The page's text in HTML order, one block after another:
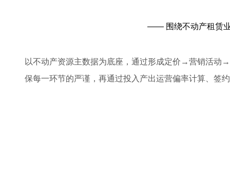
—— 围绕不动产租赁
以不动产资源主数据为底座，通过形成定价→营销活动
保每一环节的严谨，再通过投入产出运营偏率计算、签